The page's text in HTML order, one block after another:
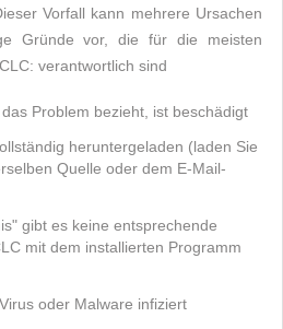
Vorfall kann mehrere Ursachen
Gründe vor, die für die meisten
verantwortlich sind
Problem bezieht, ist beschädigt
heruntergeladen (laden Sie
Quelle oder dem E-Mail-
gibt es keine entsprechende
mit dem installierten Programm
oder Malware infiziert